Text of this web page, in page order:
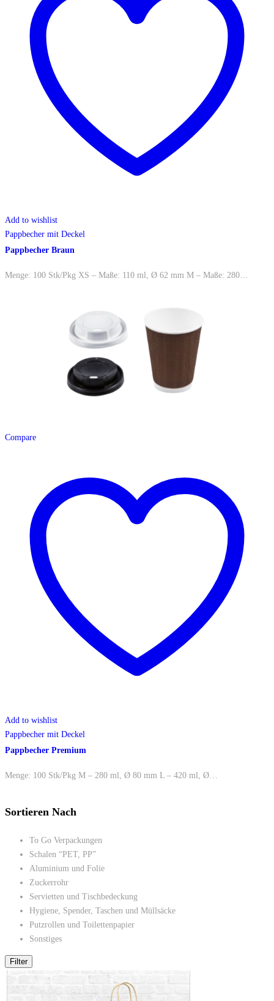
Add to wishlist
Pappbecher mit Deckel
Pappbecher Braun
Menge: 100 Stk/Pkg XS – Maße: 110 ml, Ø 62 mm M – Maße: 280…
Compare
Add to wishlist
Pappbecher mit Deckel
Pappbecher Premium
Menge: 100 Stk/Pkg M – 280 ml, Ø 80 mm L – 420 ml, Ø…
Sortieren Nach
To Go Verpackungen
Schalen “PET, PP”
Aluminium und Folie
Zuckerrohr
Servietten und Tischbedeckung
Hygiene, Spender, Taschen und Müllsäcke
Putzrollen und Toilettenpapier
Sonstiges